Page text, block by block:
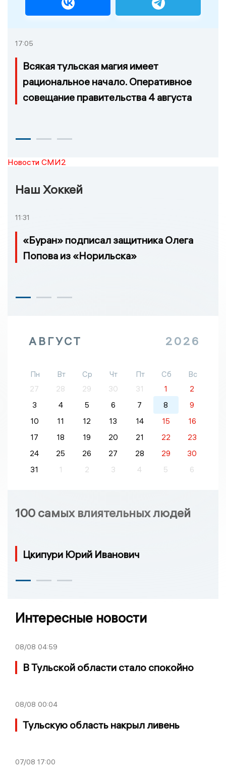
17:05
Всякая тульская магия имеет
рациональное начало. Оперативное
совещание правительства 4 августа
Новости СМИ2
Наш Хоккей
11:31
«Буран» подписал защитника Олега
Попова из «Норильска»
АВГУСТ 2026
Пн Вт Ср Чт Пт Сб
Вс
27
28 29 30 31 1
2
3
4 5 6 7 8
9
10
11 12 13 14 15
16
17
18 19 20 21 22
23
24
25 26 27 28 29
30
31
1 2 3 4 5 6
100 самых влиятельных людей
Цкипури Юрий Иванович
Интересные новости
08/08 04:59
В Тульской области стало спокойно
08/08 00:04
Тульскую область накрыл ливень
07/08 17:00